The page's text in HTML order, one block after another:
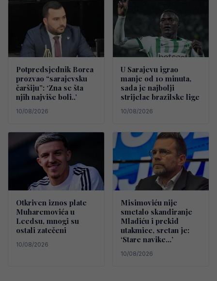
Potpredsjednik Borca
prozvao “sarajevsku
čaršiju”: ‘Zna se šta
njih najviše boli..’
10/08/2026
U Sarajevu igrao
manje od 10 minuta,
sada je najbolji
strijelac brazilske lige
10/08/2026
Otkriven iznos plate
Muharemovića u
Leedsu, mnogi su
ostali zatečeni
10/08/2026
Misimoviću nije
smetalo skandiranje
Mladiću i prekid
utakmice, sretan je:
‘Stare navike…’
10/08/2026